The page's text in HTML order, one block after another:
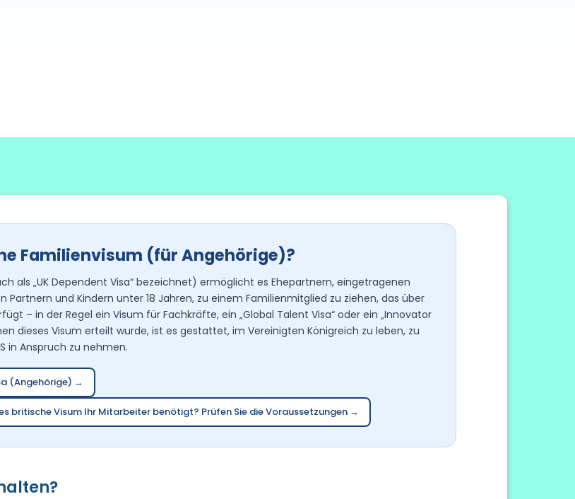
Familienvisum (für Angehörige)?
als „UK Dependent Visa“ bezeichnet) ermöglicht es Ehepartnern, eingetragenen
Partnern und Kindern unter 18 Jahren, zu einem Familienmitglied zu ziehen, das über
– in der Regel ein Visum für Fachkräfte, ein „Global Talent Visa“ oder ein „Innovator
dieses Visum erteilt wurde, ist es gestattet, im Vereinigten Königreich zu leben, zu
in Anspruch zu nehmen.
(Angehörige) →
britische Visum Ihr Mitarbeiter benötigt? Prüfen Sie die Voraussetzungen →